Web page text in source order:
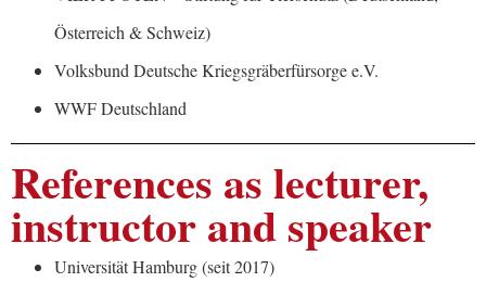
Österreich & Schweiz)
Volksbund Deutsche Kriegsgräberfürsorge e.V.
WWF Deutschland
References as lecturer,
instructor and speaker
Universität Hamburg (seit 2017)